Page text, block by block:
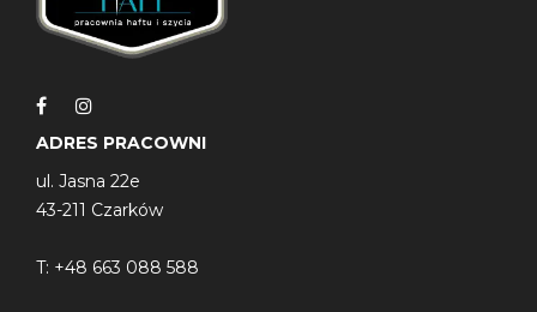
ADRES PRACOWNI
ul. Jasna 22e
43-211 Czarków
T: +48 663 088 588